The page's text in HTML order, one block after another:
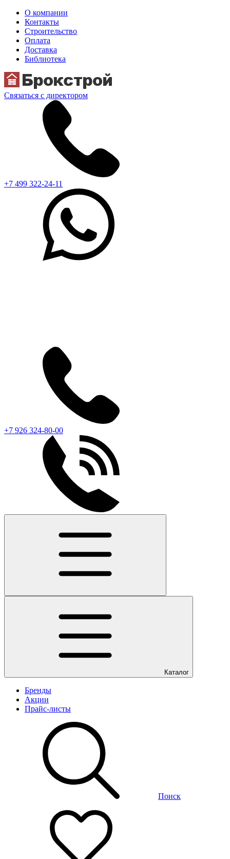
О компании
Контакты
Строительство
Оплата
Доставка
Библиотека
Связаться с директором
+7 499 322-24-11
+7 926 324-80-00
Каталог
Бренды
Акции
Прайс-листы
Поиск